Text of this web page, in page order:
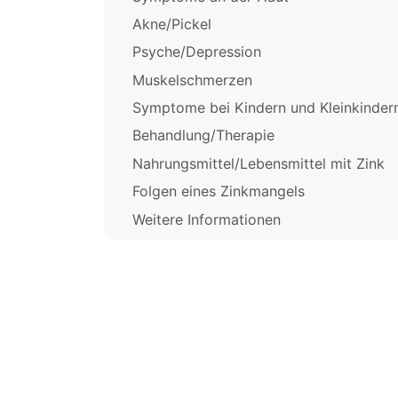
Akne/Pickel
Psyche/Depression
Muskelschmerzen
Symptome bei Kindern und
Behandlung/Therapie
Nahrungsmittel/Lebensmittel mit Zink
Folgen eines Zinkmangels
Weitere Informationen